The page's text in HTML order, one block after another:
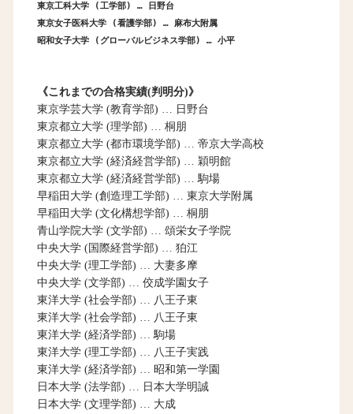
東京工科大学 (工学部) … 日野台
東京女子医科大学 (看護学部) … 麻布大附属
昭和女子大学 (グローバルビジネス学部) … 小平
《これまでの合格実績(判明分)》
東京学芸大学 (教育学部) … 日野台
東京都立大学 (理学部) … 桐朋
東京都立大学 (都市環境学部) … 帝京大学高校
東京都立大学 (経済経営学部) … 穎明館
東京都立大学 (経済経営学部) … 駒場
早稲田大学 (創造理工学部) … 東京大学附属
早稲田大学 (文化構想学部) … 桐朋
青山学院大学 (文学部) … 頌栄女子学院
中央大学 (国際経営学部) … 狛江
中央大学 (理工学部) … 大妻多摩
中央大学 (文学部) … 佼成学園女子
東洋大学 (社会学部) … 八王子東
東洋大学 (社会学部) … 八王子東
東洋大学 (経済学部) … 駒場
東洋大学 (理工学部) … 八王子実践
東洋大学 (経済学部) … 昭和第一学園
日本大学 (法学部) … 日本大学明誠
日本大学 (文理学部) … 大成